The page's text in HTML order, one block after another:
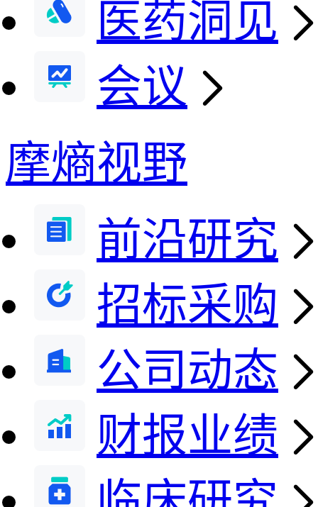
医药洞见
会议
摩熵视野
前沿研究
招标采购
公司动态
财报业绩